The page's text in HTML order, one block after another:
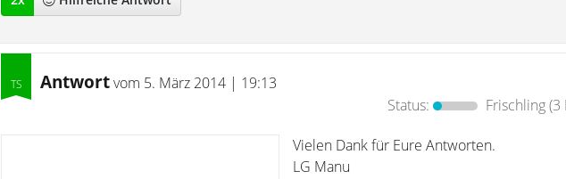
Antwortvom 5. März 2014 | 19:13
Status:
Frischling(3
Vielen Dank für Eure Antworten.
LG Manu